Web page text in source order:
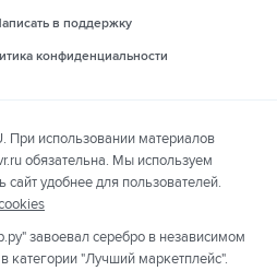
в поддержку
конфиденциальности
сайт удобнее для пользователей.
завоевал серебро в независимом
рейтинге Tagline Awards 2022 в категории "Лучший маркетплейс".